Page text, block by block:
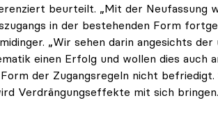
beurteilt. „Mit der Neufassung
in der bestehenden Form
„Wir sehen darin angesichts
einen Erfolg und wollen dies auch
der Zugangsregeln nicht
Verdrängungseffekte mit sich
trotz